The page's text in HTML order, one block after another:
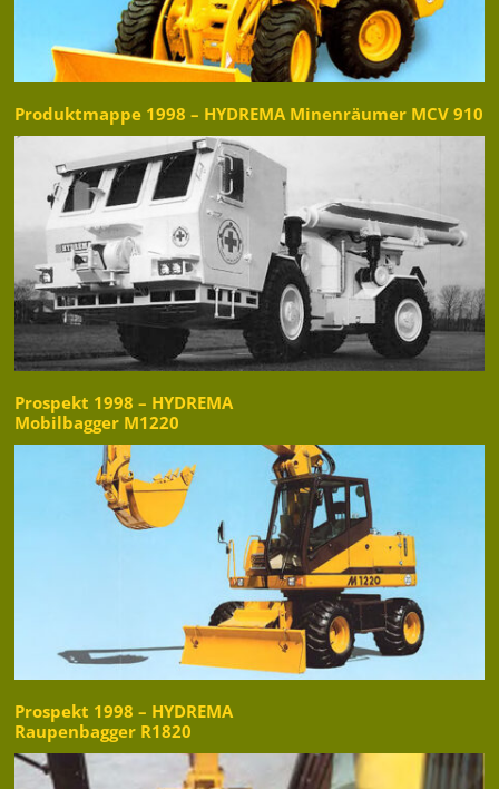
Produktmappe 1998 – HYDREMA Minenräumer MCV 910
Prospekt 1998 – HYDREMA
Mobilbagger M1220
Prospekt 1998 – HYDREMA
Raupenbagger R1820